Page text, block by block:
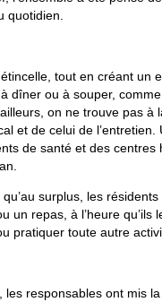
quotidien.
tout en créant un
dîner ou à souper,
on ne trouve pas à
et de celui de
de santé et des centres
surplus, les
un repas, à l’heure qu’ils
pratiquer toute autre
les responsables ont mis